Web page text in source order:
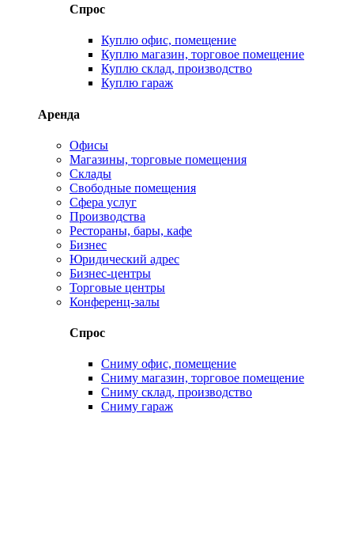
Спрос
Куплю офис, помещение
Куплю магазин, торговое помещение
Куплю склад, производство
Куплю гараж
Аренда
Офисы
Магазины, торговые помещения
Склады
Свободные помещения
Сфера услуг
Производства
Рестораны, бары, кафе
Бизнес
Юридический адрес
Бизнес-центры
Торговые центры
Конференц-залы
Спрос
Сниму офис, помещение
Сниму магазин, торговое помещение
Сниму склад, производство
Сниму гараж